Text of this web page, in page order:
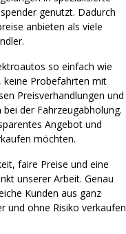
genutzt. Dadurch
anbieten als viele
so einfach wie
keine Probefahrten mit
Preisverhandlungen und
der Fahrzeugabholung.
Angebot und
möchten.
faire Preise und eine
unserer Arbeit. Genau
Kunden aus ganz
und ohne Risiko verkaufen